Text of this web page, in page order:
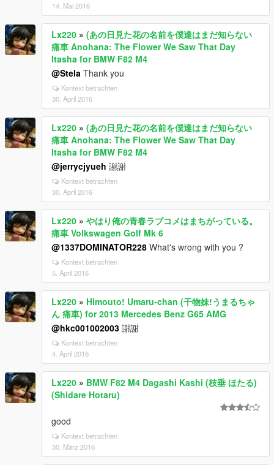
14. Mai 2016
Lx220 » (あの日見た花の名前を僕達はまだ知らない
痛車 Anohana: The Flower We Saw That Day
Itasha for BMW F82 M4
@Stela Thank you
Kontext betrachten
30. April 2016
Lx220 » (あの日見た花の名前を僕達はまだ知らない
痛車 Anohana: The Flower We Saw That Day
Itasha for BMW F82 M4
@jerrycjyueh 謝謝
Kontext betrachten
30. April 2016
Lx220 » やはり俺の青春ラブコメはまちがっている。
痛車 Volkswagen Golf Mk 6
@1337DOMINATOR228 What's wrong with you ?
Kontext betrachten
5. April 2016
Lx220 » Himouto! Umaru-chan (干物妹!うまるちゃ
ん 痛車) for 2013 Mercedes Benz G65 AMG
@hkc001002003 謝謝
Kontext betrachten
4. April 2016
Lx220 » BMW F82 M4 Dagashi Kashi (枝垂 ほたる)
(Shidare Hotaru)
good
Kontext betrachten
30. März 2016